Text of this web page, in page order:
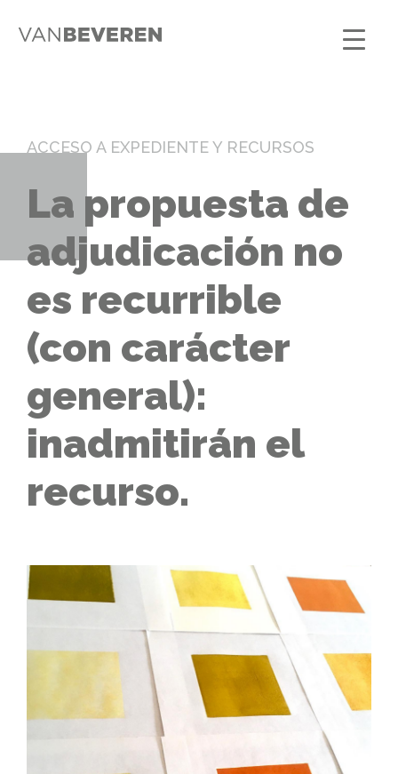
ACCESO A EXPEDIENTE Y RECURSOS
La propuesta de
adjudicación no
es recurrible
(con carácter
general):
inadmitirán el
recurso.